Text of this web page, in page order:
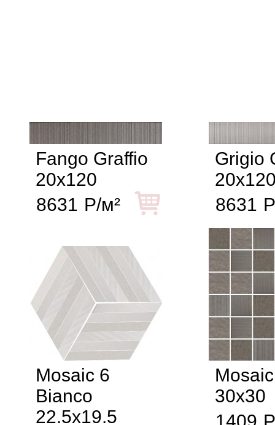
Fango Graffio
20x120
8631 Р/м²
Grigio
8631
Mosaic 6
Bianco
22.5x19.5
30x30